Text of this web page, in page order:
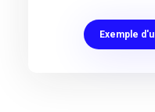
Exemple